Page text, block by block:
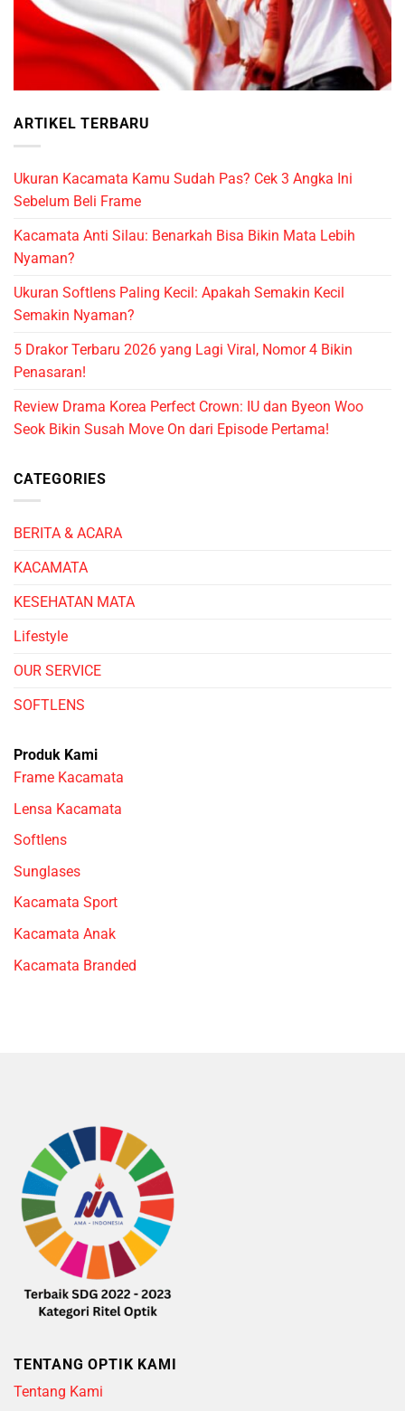
ARTIKEL TERBARU
Ukuran Kacamata Kamu Sudah Pas? Cek 3 Angka Ini
Sebelum Beli Frame
Kacamata Anti Silau: Benarkah Bisa Bikin Mata Lebih
Nyaman?
Ukuran Softlens Paling Kecil: Apakah Semakin Kecil
Semakin Nyaman?
5 Drakor Terbaru 2026 yang Lagi Viral, Nomor 4 Bikin
Penasaran!
Review Drama Korea Perfect Crown: IU dan Byeon Woo
Seok Bikin Susah Move On dari Episode Pertama!
CATEGORIES
BERITA & ACARA
KACAMATA
KESEHATAN MATA
Lifestyle
OUR SERVICE
SOFTLENS
Produk Kami
Frame Kacamata
Lensa Kacamata
Softlens
Sunglases
Kacamata Sport
Kacamata Anak
Kacamata Branded
TENTANG OPTIK KAMI
Tentang Kami